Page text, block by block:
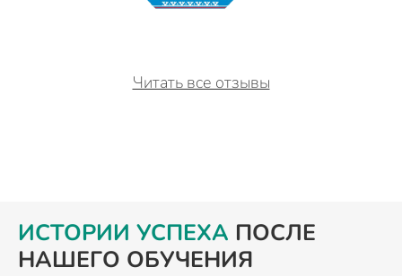
Читать все отзывы
ИСТОРИИ УСПЕХА ПОСЛЕ
НАШЕГО ОБУЧЕНИЯ